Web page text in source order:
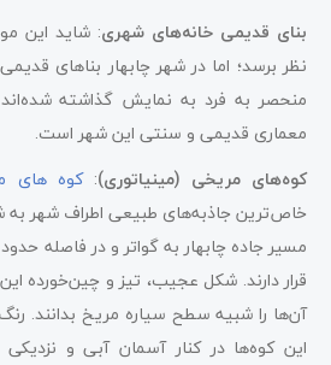
بنای قدیمی خانه‌های شهری: شاید این
نظر برسد؛ اما در شهر چابهار بناهای
منحصر به فرد به نمایش گذاشته
معماری قدیمی و سنتی این شهر است.
کوه‌های مریخی (مینیاتوری):کوه‌ های
خاص‌ترین جاذبه‌های طبیعی اطراف شهر به
قرار دارند. شکل عجیب، تیز و چین‌خورده
آن‌ها را شبیه سطح سیاره مریخ بدانند.
این کوه‌ها در کنار آسمان آبی و